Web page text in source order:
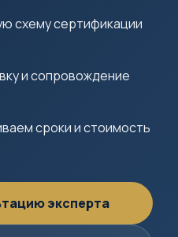
схему сертификации
и сопровождение
сроки и стоимость
эксперта